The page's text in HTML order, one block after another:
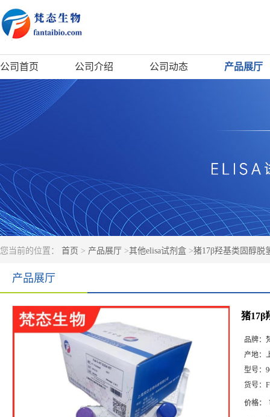
公司首页 公司介绍 公司动态 产品展厅
您当前的位置： 首页 > 产品展厅 >其他elisa试剂盒 >猪17β羟基类固醇脱
产品展厅
猪17β
品牌：
产地：
型号：
货号：
价格：